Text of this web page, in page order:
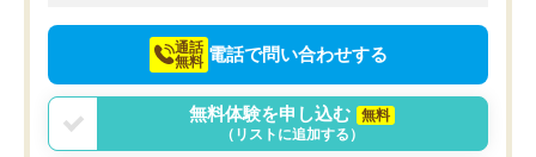
通話
無料 電話で問い合わせする
無料体験を申し込む
無料
（リストに追加する）